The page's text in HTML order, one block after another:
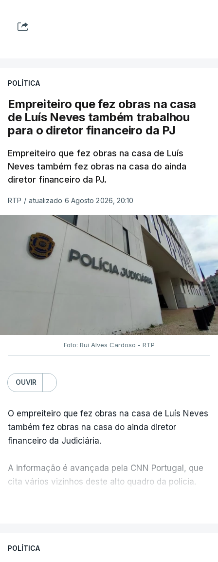
POLÍTICA
Empreiteiro que fez obras na casa
de Luís Neves também trabalhou
para o diretor financeiro da PJ
Empreiteiro que fez obras na casa de Luís
Neves também fez obras na casa do ainda
diretor financeiro da PJ.
RTP / atualizado 6 Agosto 2026, 20:10
Foto: Rui Alves Cardoso - RTP
OUVIR
O empreiteiro que fez obras na casa de Luís Neves
também fez obras na casa do ainda diretor
financeiro da Judiciária.
A informação é avançada pela CNN Portugal, que
cita vários vizinhos deste alto quadro da polícia.
apreendido numa operação de droga.
POLÍTICA